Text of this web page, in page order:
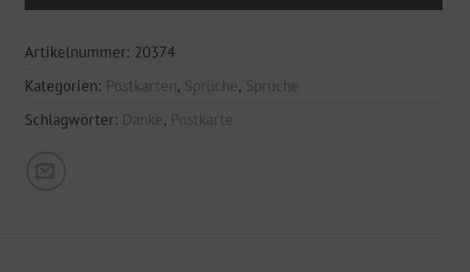
Artikelnummer: 20374
Kategorien: Postkarten, Sprüche, Sprüche
Schlagwörter: Danke, Postkarte